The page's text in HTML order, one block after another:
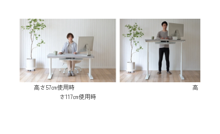
高さ57㎝使用時 高
さ117㎝使用時